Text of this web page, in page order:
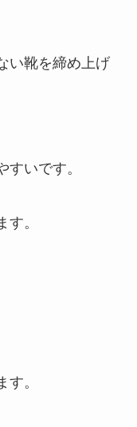
い靴を締め上げ
いです。
。
。